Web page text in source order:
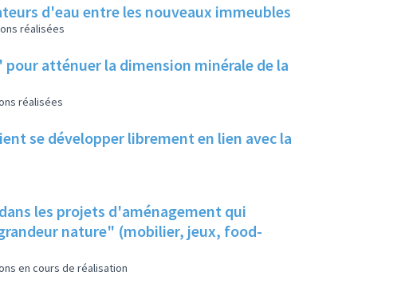
d'eau entre les nouveaux immeubles
réalisées
atténuer la dimension minérale de la
réalisées
se développer librement en lien avec la
les projets d'aménagement qui
nature" (mobilier, jeux, food-
en cours de réalisation